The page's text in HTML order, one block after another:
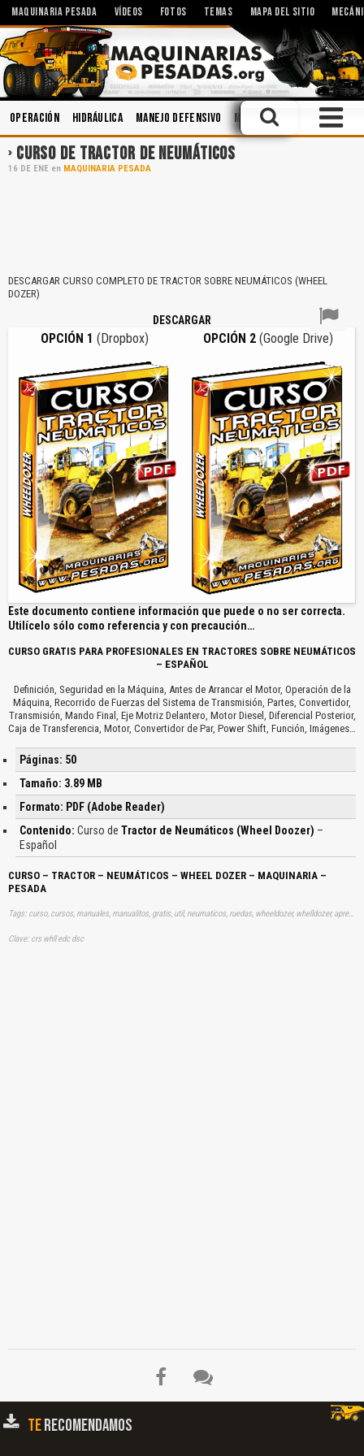
MAQUINARIA PESADA VÍDEOS FOTOS TEMAS MAPA DEL SITIO
Operación Hidráulica Manejo Defensivo Mantenimiento
CURSO DE TRACTOR DE NEUMÁTICOS
16 DE ENE en MAQUINARIA PESADA
DESCARGAR CURSO COMPLETO DE TRACTOR SOBRE NEUMÁTICOS (WHEEL
DOZER)
DESCARGAR
OPCIÓN 1 (Dropbox) OPCIÓN 2 (Google Drive)
Este documento contiene información que puede o no ser correcta.
Utilícelo sólo como referencia y con precaución…
CURSO GRATIS PARA PROFESIONALES EN TRACTORES SOBRE NEUMÁTICOS
– ESPAÑOL
Definición, Seguridad en la Máquina, Antes de Arrancar el Motor, Operación de la
Máquina, Recorrido de Fuerzas del Sistema de Transmisión, Partes, Convertidor,
Transmisión, Mando Final, Eje Motriz Delantero, Motor Diesel, Diferencial Posterior,
Caja de Transferencia, Motor, Convertidor de Par, Power Shift, Función, Imágenes…
Páginas: 50
Tamaño: 3.89 MB
Formato: PDF (Adobe Reader)
Contenido: Curso de Tractor de Neumáticos (Wheel Doozer) –
Español
CURSO – TRACTOR – NEUMÁTICOS – WHEEL DOZER – MAQUINARIA –
PESADA
Tags: curso, cursos, manuales, manualitos, gratis, util, neumaticos, ruedas, wheeldozer, whelldozer, aprender, descargas
Clave: crs whll edc dsc
TERECOMENDAMOS